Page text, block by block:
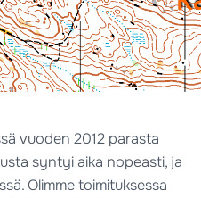
vuoden 2012 parasta
syntyi aika nopeasti, ja
Olimme toimituksessa